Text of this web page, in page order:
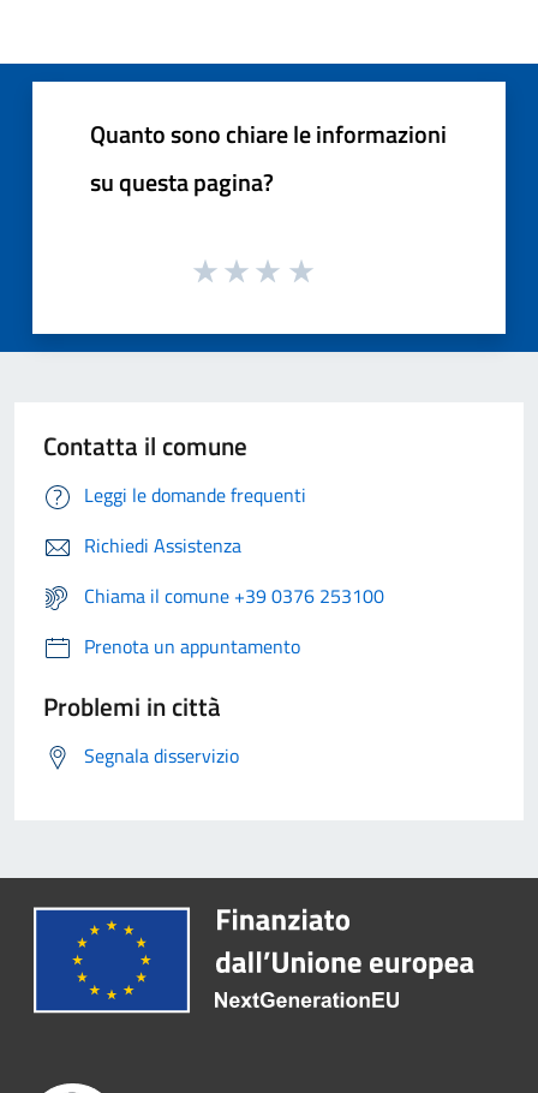
Quanto sono chiare le informazioni
su questa pagina?
Contatta il comune
Leggi le domande frequenti
Richiedi Assistenza
Chiama il comune +39 0376 253100
Prenota un appuntamento
Problemi in città
Segnala disservizio